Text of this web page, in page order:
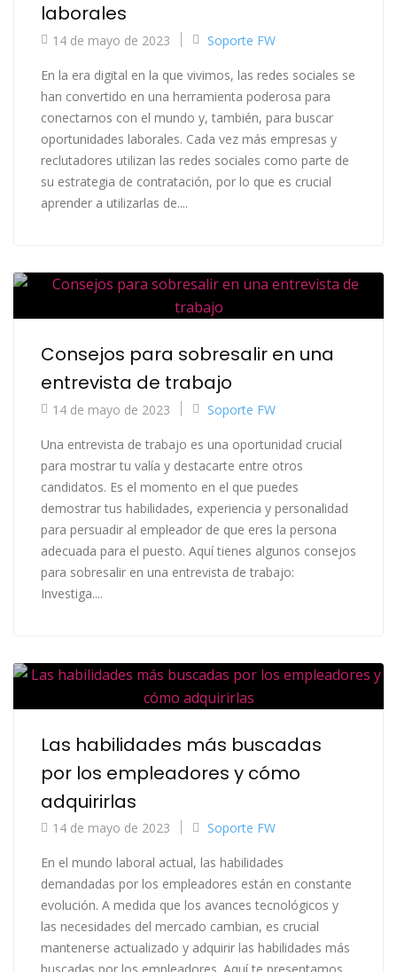
laborales
14 de mayo de 2023 Soporte FW
En la era digital en la que vivimos, las redes sociales se
han convertido en una herramienta poderosa para
conectarnos con el mundo y, también, para buscar
oportunidades laborales. Cada vez más empresas y
reclutadores utilizan las redes sociales como parte de
su estrategia de contratación, por lo que es crucial
aprender a utilizarlas de....
Consejos para sobresalir en una
entrevista de trabajo
14 de mayo de 2023 Soporte FW
Una entrevista de trabajo es una oportunidad crucial
para mostrar tu valía y destacarte entre otros
candidatos. Es el momento en el que puedes
demostrar tus habilidades, experiencia y personalidad
para persuadir al empleador de que eres la persona
adecuada para el puesto. Aquí tienes algunos consejos
para sobresalir en una entrevista de trabajo:
Investiga....
Las habilidades más buscadas
por los empleadores y cómo
adquirirlas
14 de mayo de 2023 Soporte FW
En el mundo laboral actual, las habilidades
demandadas por los empleadores están en constante
evolución. A medida que los avances tecnológicos y
las necesidades del mercado cambian, es crucial
mantenerse actualizado y adquirir las habilidades más